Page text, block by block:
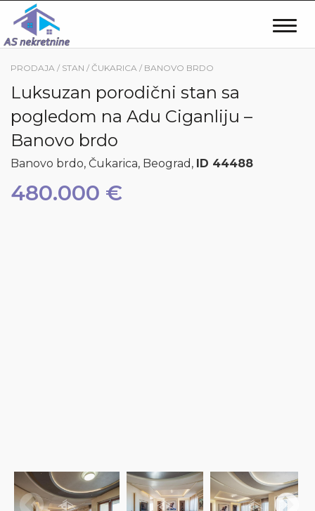
PRODAJA / STAN / ČUKARICA / BANOVO BRDO
Luksuzan porodični stan sa
pogledom na Adu Ciganliju –
Banovo brdo
Banovo brdo, Čukarica, Beograd, ID 44488
480.000 €